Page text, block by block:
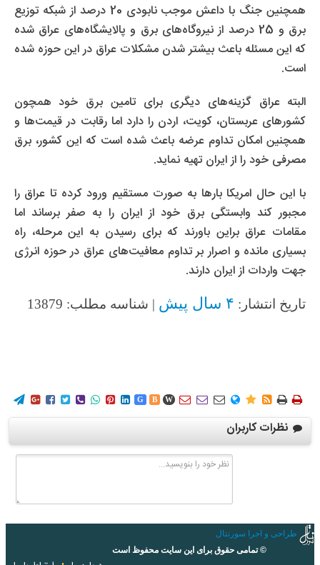
همچنین جنگ با داعش موجب نابودی 20 درصد از شبکه توزیع
برق و 25 درصد از نیروگاه‌های برق و پالایشگاه‌های عراق شده
که این مسئله باعث بیشتر شدن مشکلات عراق در این حوزه شده
است.
البته عراق گزینه‌های دیگری برای تامین برق خود همچون
کشورهای عربستان، کویت، اردن را دارد اما رقابت در قیمت‌ها و
همچنین امکان تداوم عرضه باعث شده است که این کشور، برق
مصرفی خود را از ایران تهیه نماید.
با این حال امریکا بارها به صورت مستقیم ورود کرده تا عراق را
مجبور کند وابستگی برق خود از ایران را به صفر برساند اما
مقامات عراق براین باورند که برای رسیدن به این مرحله، راه
بسیاری مانده و اصرار بر تداوم معافیت‌های عراق در حوزه انرژی
جهت واردات از ایران دارند.
تاریخ انتشار: ۴ سال پیش | شناسه مطلب: 13879
        G B W        
نظرات کاربران
طراحی و اجرا سورنتال
© تمامی حقوق برای این سایت محفوظ است